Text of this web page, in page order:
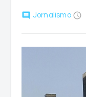
comment Jornalismo access_time